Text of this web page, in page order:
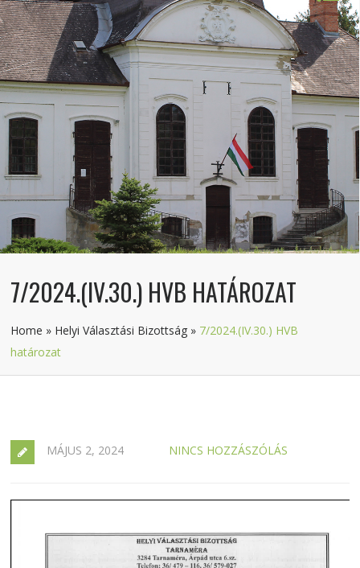
7/2024.(IV.30.) HVB HATÁROZAT
Home » Helyi Választási Bizottság » 7/2024.(IV.30.) HVB
határozat
MÁJUS 2, 2024 NINCS HOZZÁSZÓLÁS